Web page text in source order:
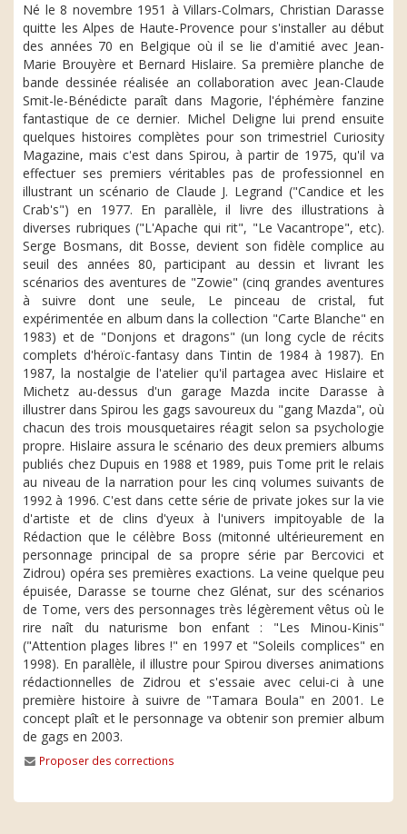
Né le 8 novembre 1951 à Villars-Colmars, Christian Darasse
quitte les Alpes de Haute-Provence pour s'installer au début
des années 70 en Belgique où il se lie d'amitié avec Jean-
Marie Brouyère et Bernard Hislaire. Sa première planche de
bande dessinée réalisée an collaboration avec Jean-Claude
Smit-le-Bénédicte paraît dans Magorie, l'éphémère fanzine
fantastique de ce dernier. Michel Deligne lui prend ensuite
quelques histoires complètes pour son trimestriel Curiosity
Magazine, mais c'est dans Spirou, à partir de 1975, qu'il va
effectuer ses premiers véritables pas de professionnel en
illustrant un scénario de Claude J. Legrand ("Candice et les
Crab's") en 1977. En parallèle, il livre des illustrations à
diverses rubriques ("L'Apache qui rit", "Le Vacantrope", etc).
Serge Bosmans, dit Bosse, devient son fidèle complice au
seuil des années 80, participant au dessin et livrant les
scénarios des aventures de "Zowie" (cinq grandes aventures
à suivre dont une seule, Le pinceau de cristal, fut
expérimentée en album dans la collection "Carte Blanche" en
1983) et de "Donjons et dragons" (un long cycle de récits
complets d'héroïc-fantasy dans Tintin de 1984 à 1987). En
1987, la nostalgie de l'atelier qu'il partagea avec Hislaire et
Michetz au-dessus d'un garage Mazda incite Darasse à
illustrer dans Spirou les gags savoureux du "gang Mazda", où
chacun des trois mousquetaires réagit selon sa psychologie
propre. Hislaire assura le scénario des deux premiers albums
publiés chez Dupuis en 1988 et 1989, puis Tome prit le relais
au niveau de la narration pour les cinq volumes suivants de
1992 à 1996. C'est dans cette série de private jokes sur la vie
d'artiste et de clins d'yeux à l'univers impitoyable de la
Rédaction que le célèbre Boss (mitonné ultérieurement en
personnage principal de sa propre série par Bercovici et
Zidrou) opéra ses premières exactions. La veine quelque peu
épuisée, Darasse se tourne chez Glénat, sur des scénarios
de Tome, vers des personnages très légèrement vêtus où le
rire naît du naturisme bon enfant : "Les Minou-Kinis"
("Attention plages libres !" en 1997 et "Soleils complices" en
1998). En parallèle, il illustre pour Spirou diverses animations
rédactionnelles de Zidrou et s'essaie avec celui-ci à une
première histoire à suivre de "Tamara Boula" en 2001. Le
concept plaît et le personnage va obtenir son premier album
de gags en 2003.
Proposer des corrections